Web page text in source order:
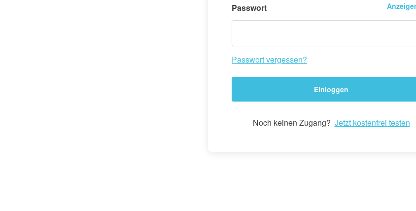
Passwort
Passwort vergessen?
Einloggen
Noch keinen Zugang? Jetzt kostenfrei testen